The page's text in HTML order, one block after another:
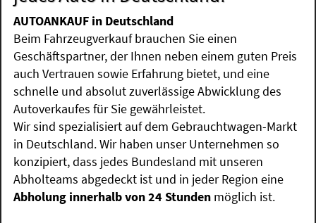
AUTOANKAUF in Deutschland
Beim Fahrzeugverkauf brauchen Sie einen
Geschäftspartner, der Ihnen neben einem guten Preis
auch Vertrauen sowie Erfahrung bietet, und eine
schnelle und absolut zuverlässige Abwicklung des
Autoverkaufes für Sie gewährleistet.
Wir sind spezialisiert auf dem Gebrauchtwagen-Markt
in Deutschland. Wir haben unser Unternehmen so
konzipiert, dass jedes Bundesland mit unseren
Abholteams abgedeckt ist und in jeder Region eine
Abholung innerhalb von 24 Stunden möglich ist.